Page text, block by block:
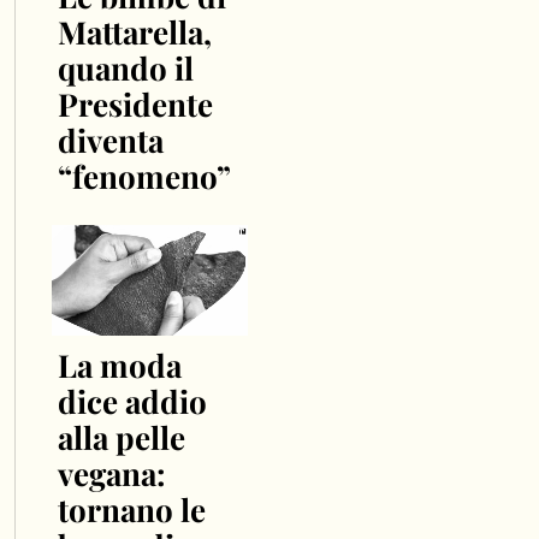
Mattarella,
quando il
Presidente
diventa
“fenomeno”
La moda
dice addio
alla pelle
vegana:
tornano le